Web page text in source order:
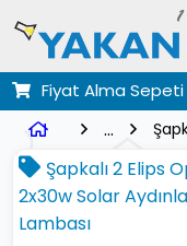
Fiyat Alma Sepeti
...
Şapkalı 2 Elips
2x30w Solar
Lambası